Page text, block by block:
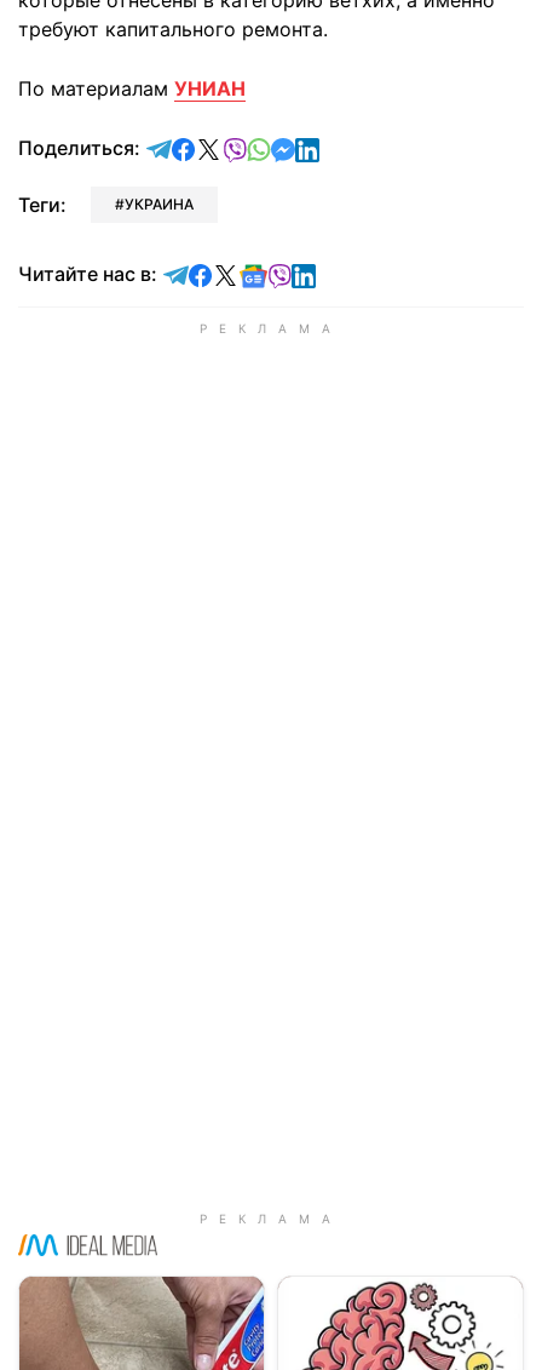
требуют капитального ремонта.
По материалам УНИАН
Поделиться: отправить в Telegram
поделиться в Facebook
поделиться в X
отправить в Viber
отправить в Whatsapp
отправить в Messenger
отправить в LinkedIn
Теги: УКРАИНА
Читайте нас в: Читайте в Telegram
Читайте в Facebook
Читайте в X
Читайте в Google news
Читайте в Viber
Читайте в LinkedIn